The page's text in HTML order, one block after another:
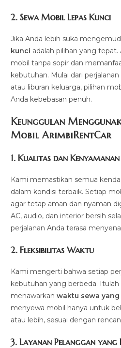
2.Sewa Mobil Lepas Kunci
Jika Anda lebih suka
kunci adalah pilihan yang
mobil tanpa sopir dan
kebutuhan. Mulai dari
atau liburan keluarga, pilihan
Anda kebebasan penuh.
Keunggulan
Mobil ArimbiRentCar
1.Kualitas dan
Kami memastikan semua
dalam kondisi terbaik. Setiap
agar tetap aman dan nyaman
AC, audio, dan interior bersih
perjalanan Anda terasa
2.Fleksibilitas Waktu
Kami mengerti bahwa setiap
kebutuhan yang berbeda.
menawarkanwaktu sewa
menyewa mobil hanya untuk
atau lebih, sesuai dengan
3.Layanan Pelanggan yang